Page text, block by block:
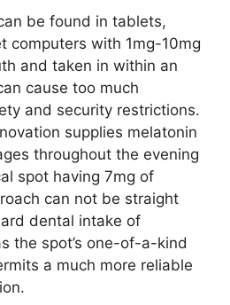
be found in tablets,
computers with 1mg-10mg
and taken in within an
cause too much
and security restrictions.
supplies melatonin
throughout the evening
spot having 7mg of
can not be straight
dental intake of
the spot’s one-of-a-kind
a much more reliable